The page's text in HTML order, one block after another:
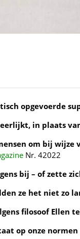
opgevoerde
in plaats
om bij
Nr. 42022
bij – of zette
ze het niet zo
filosoof Ellen
op onze normen